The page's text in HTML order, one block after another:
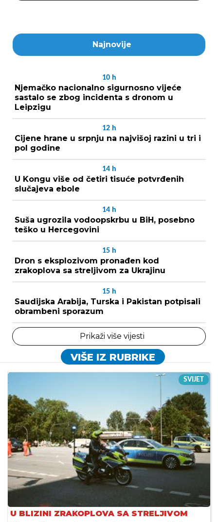
Najnovije
10 h
Njemačko nacionalno sigurnosno vijeće
sastalo se zbog incidenta s dronom u
Leipzigu
12 h
Cijene hrane u srpnju na najvišoj razini u tri i
pol godine
14 h
U Kongu više od četiri tisuće potvrđenih
slučajeva ebole
14 h
Suša ugrozila vodoopskrbu u BiH, posebno
teško u Hercegovini
15 h
Dron s eksplozivom pronađen kod
zrakoplova sa streljivom za Ukrajinu
15 h
Saudijska Arabija, Turska i Pakistan potpisali
obrambeni sporazum
Prikaži više vijesti
VIŠE IZ RUBRIKE
SVIJET
U BLIZINI ZRAKOPLOVA SA STRELJIVOM